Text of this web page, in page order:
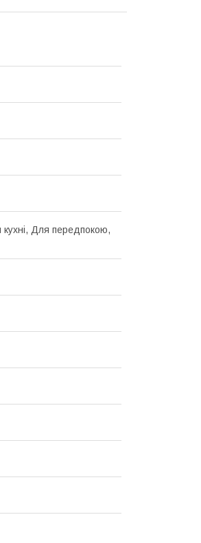
Для передпокою,